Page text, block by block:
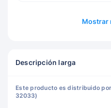
Mostrar
Descripción larga
Este producto es distribuido
32033)